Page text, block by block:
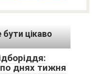
цікаво
днях тижня